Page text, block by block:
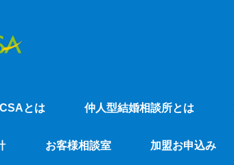
とは 仲人型結婚相談所とは
お客様相談室 加盟お申込み